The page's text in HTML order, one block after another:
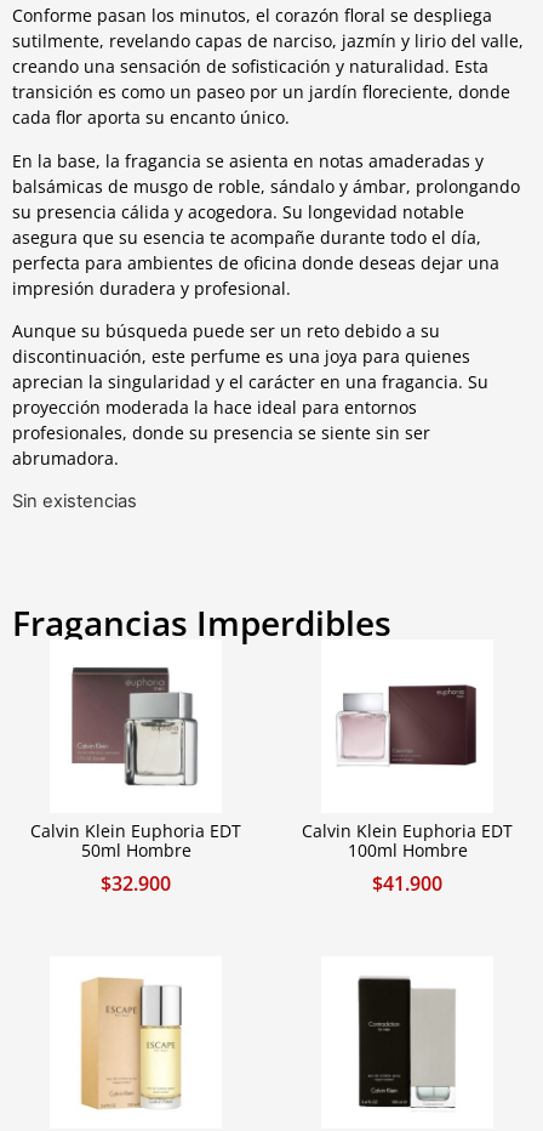
Conforme pasan los minutos, el corazón floral se despliega
sutilmente, revelando capas de narciso, jazmín y lirio del valle,
creando una sensación de sofisticación y naturalidad. Esta
transición es como un paseo por un jardín floreciente, donde
cada flor aporta su encanto único.
En la base, la fragancia se asienta en notas amaderadas y
balsámicas de musgo de roble, sándalo y ámbar, prolongando
su presencia cálida y acogedora. Su longevidad notable
asegura que su esencia te acompañe durante todo el día,
perfecta para ambientes de oficina donde deseas dejar una
impresión duradera y profesional.
Aunque su búsqueda puede ser un reto debido a su
discontinuación, este perfume es una joya para quienes
aprecian la singularidad y el carácter en una fragancia. Su
proyección moderada la hace ideal para entornos
profesionales, donde su presencia se siente sin ser
abrumadora.
Sin existencias
Fragancias Imperdibles
Calvin Klein Euphoria EDT
50ml Hombre
$32.900
Calvin Klein Euphoria EDT
100ml Hombre
$41.900